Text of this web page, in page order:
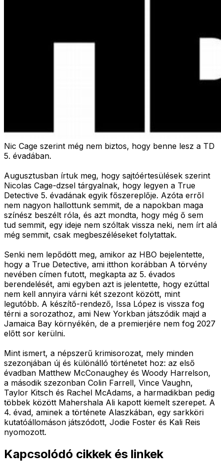
Nic Cage szerint még nem biztos, hogy benne lesz a TD
5. évadában.
Augusztusban írtuk meg, hogy sajtóértesülések szerint
Nicolas Cage-dzsel tárgyalnak, hogy legyen a True
Detective 5. évadának egyik főszereplője. Azóta erről
nem nagyon hallottunk semmit, de a napokban maga
színész beszélt róla, és azt mondta, hogy még ő sem
tud semmit, egy ideje nem szóltak vissza neki, nem írt alá
még semmit, csak megbeszéléseket folytattak.
Senki nem lepődött meg, amikor az HBO bejelentette,
hogy a True Detective, ami itthon korábban A törvény
nevében címen futott, megkapta az 5. évados
berendelését, ami egyben azt is jelentette, hogy ezúttal
nem kell annyira várni két szezont között, mint
legutóbb. A készítő-rendező, Issa López is vissza fog
térni a sorozathoz, ami New Yorkban játszódik majd a
Jamaica Bay környékén, de a premierjére nem fog 2027
előtt sor kerülni.
Mint ismert, a népszerű krimisorozat, mely minden
szezonjában új és különálló történetet hoz: az első
évadban Matthew McConaughey és Woody Harrelson,
a második szezonban Colin Farrell, Vince Vaughn,
Taylor Kitsch és Rachel McAdams, a harmadikban pedig
többek között Mahershala Ali kapott kiemelt szerepet. A
4. évad, aminek a története Alaszkában, egy sarkköri
kutatóállomáson játszódott, Jodie Foster és Kali Reis
nyomozott.
Kapcsolódó cikkek és linkek